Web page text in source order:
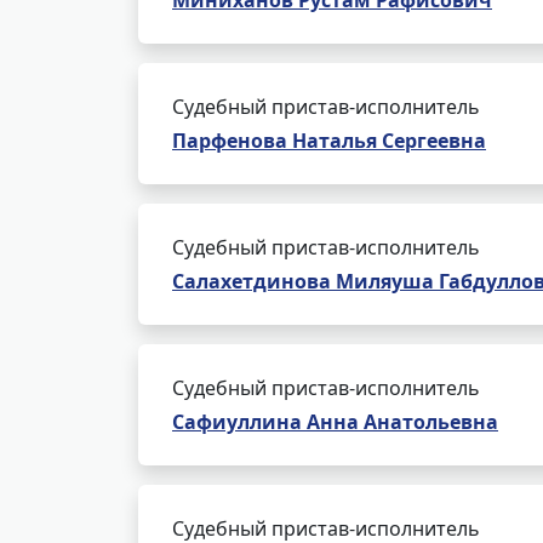
Судебный пристав-исполнитель
Парфенова Наталья Сергеевна
Судебный пристав-исполнитель
Салахетдинова Миляуша
Судебный пристав-исполнитель
Сафиуллина Анна Анатольевна
Судебный пристав-исполнитель